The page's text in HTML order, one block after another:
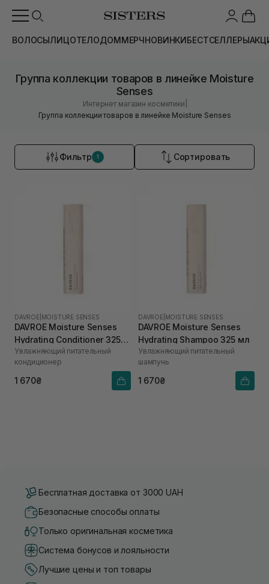
ВОЛОСЫЛИЦОТЕЛОДОММЕРЧНОВИНКИБЕСТСЕЛЛЕРЫ
Группа коллекции товаров в линейке Moisture
Senses
Интернет магазин косметики
Группа коллекции товаров в линейке Moisture Senses
Фильтр 1 Сортировать
DAVROE MOISTURE SENSES
DAVROE Moisture Senses
Hydrating Conditioner 325
мл
Увлажняющий питательный
кондиционер
1 670₴
DAVROE MOISTURE SENSES
DAVROE Moisture Senses
Hydrating Shampoo 325 мл
Увлажняющий питательный
шампунь
1 670₴
Бесплатная доставка от 3000 UAH
Безопасные способы оплаты
Только оригинальная косметика
Система бонусов и лояльности
Лучшие цены и топ товары